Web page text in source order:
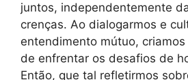
juntos, independentemente
crenças. Ao dialogarmos e
entendimento mútuo,
de enfrentar os desafios de
Então, que tal refletirmos